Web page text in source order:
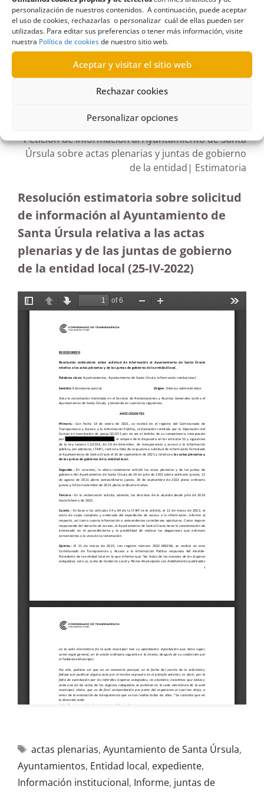
personalización de nuestros contenidos. A continuación, puede aceptar
el uso de cookies, rechazarlas o personalizar cuál de ellas pueden ser
utilizadas. Para editar sus preferencias o tener más información, visite
nuestra Política de cookiesde nuestro sitio web.
Aceptar y visitar el sitio web
Rechazar cookies
Personalizar opciones
Parlamento de Canarias
Petición de información al Ayuntamiento de Santa
Úrsula sobre actas plenarias y juntas de gobierno
de la entidad| Estimatoria
Resolución estimatoria sobre solicitud
de información al Ayuntamiento de
Santa Úrsula relativa a las actas
plenarias y de las juntas de gobierno
de la entidad local (25-IV-2022)
actas plenarias, Ayuntamiento de Santa Úrsula,
Ayuntamientos, Entidad local, expediente,
Información institucional, Informe, juntas de